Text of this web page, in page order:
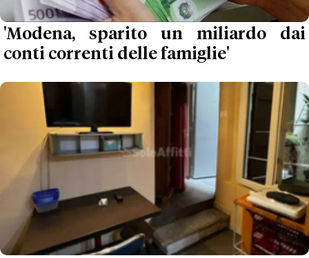
'Modena, sparito un miliardo dai
conti correnti delle famiglie'